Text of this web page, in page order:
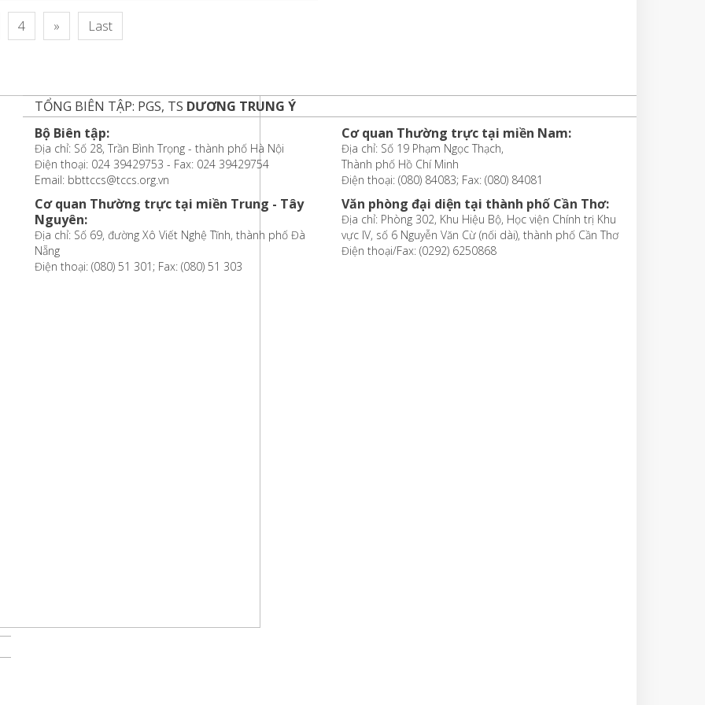
4 » Last
TỔNG BIÊN TẬP: PGS, TS DƯƠNG TRUNG Ý
Bộ Biên tập:
Địa chỉ: Số 28, Trần Bình Trọng - thành phố Hà Nội
Điện thoại: 024 39429753 - Fax: 024 39429754
Email: bbttccs@tccs.org.vn
Cơ quan Thường trực tại miền Trung - Tây
Nguyên:
Địa chỉ: Số 69, đường Xô Viết Nghệ Tĩnh, thành phố Đà
Nẵng
Điện thoại: (080) 51 301; Fax: (080) 51 303
Cơ quan Thường trực tại miền Nam:
Địa chỉ: Số 19 Phạm Ngọc Thạch,
Thành phố Hồ Chí Minh
Điện thoại: (080) 84083; Fax: (080) 84081
Văn phòng đại diện tại thành phố Cần Thơ:
Địa chỉ: Phòng 302, Khu Hiệu Bộ, Học viện Chính trị Khu
vực IV, số 6 Nguyễn Văn Cừ (nối dài), thành phố Cần Thơ
Điện thoại/Fax: (0292) 6250868